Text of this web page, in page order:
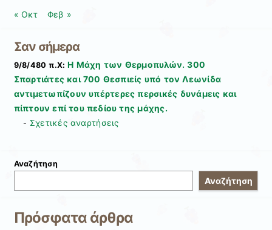
« Οκτ Φεβ »
Σαν σήμερα
9/8/480 π.Χ: Η Μάχη των Θερμοπυλών. 300
Σπαρτιάτες και 700 Θεσπιείς υπό τον Λεωνίδα
αντιμετωπίζουν υπέρτερες περσικές δυνάμεις και
πίπτουν επί του πεδίου της μάχης.
- Σχετικές αναρτήσεις
Αναζήτηση
Αναζήτηση
Πρόσφατα άρθρα